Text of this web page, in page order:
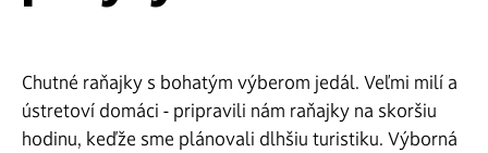
Chutné raňajky s bohatým výberom jedál. Veľmi milí a
ústretoví domáci - pripravili nám raňajky na skoršiu
hodinu, keďže sme plánovali dlhšiu turistiku. Výborná